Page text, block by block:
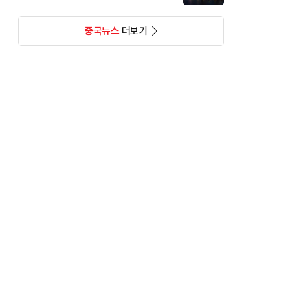
중국뉴스더보기